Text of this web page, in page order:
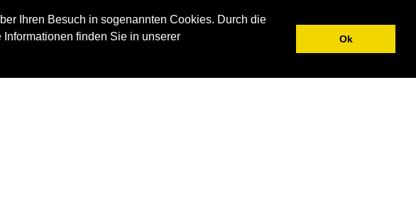
Ihren Besuch in sogenannten Cookies. Durch die
finden Sie in unserer
Ok
IMMOBILIEN UNTERNEHMEN AKTUELLES